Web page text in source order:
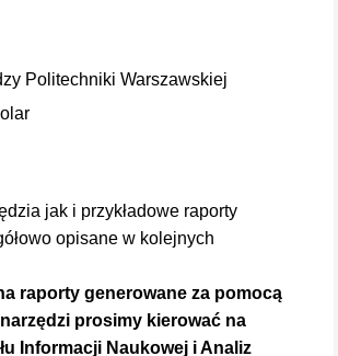
Politechniki Warszawskiej
jak i przykładowe raporty
opisane w kolejnych
raporty generowane za pomocą
prosimy kierować na
Informacji Naukowej i Analiz